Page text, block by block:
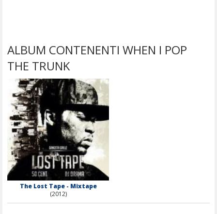
ALBUM CONTENENTI WHEN I POP
THE TRUNK
The Lost Tape - Mixtape
(2012)